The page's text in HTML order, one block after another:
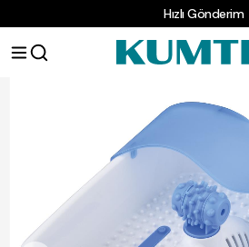
Hızlı Gönderim
Masaj ve Spa Ürünleri Ayak Masaj Aleti